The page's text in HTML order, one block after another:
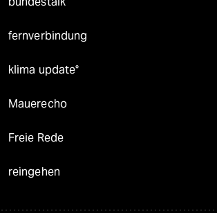
fernverbindung
klima update°
Mauerecho
Freie Rede
reingehen